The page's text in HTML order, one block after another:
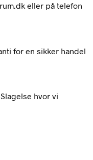
eller på telefon
for en sikker handel
hvor vi